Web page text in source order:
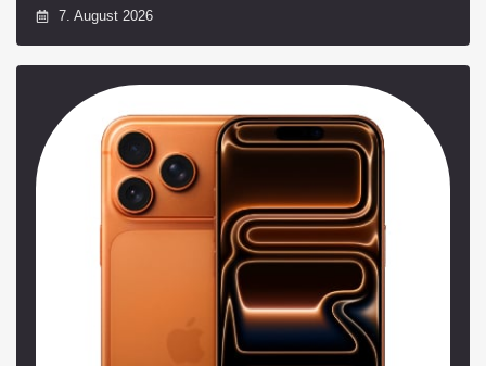
7. August 2026